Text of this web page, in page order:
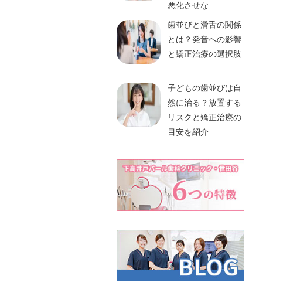
悪化させな…
歯並びと滑舌の関係
とは？発音への影響
と矯正治療の選択肢
子どもの歯並びは自
然に治る？放置する
リスクと矯正治療の
目安を紹介